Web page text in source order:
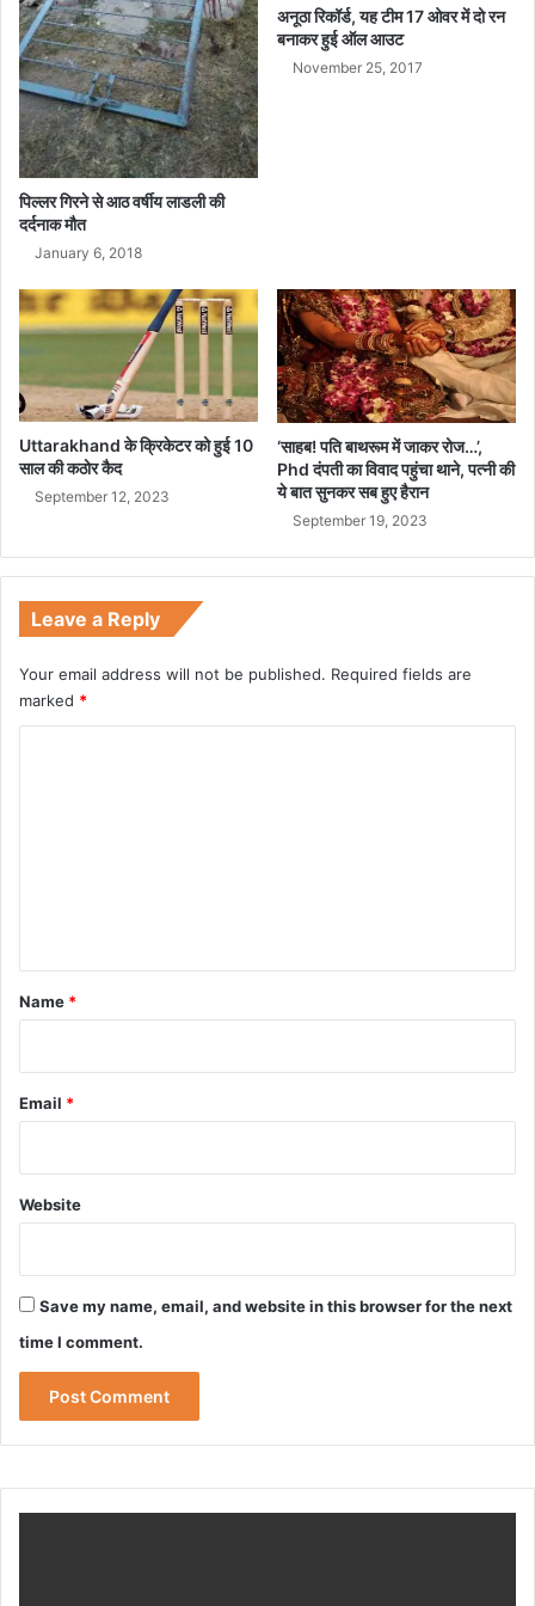
ई
की
मां
ग
का
र
म
च
ग
ई
,
सू
म
च्चे
ब
स
फं
स
ग
ए
पिल्लर गिरने से आठ वर्षीय लाडली की
दर्दनाक मौत
January 6, 2018
अनूठा रिकॉर्ड, यह टीम 17 ओवर में दो रन
बनाकर हुई ऑल आउट
November 25, 2017
Uttarakhand के क्रिकेटर को हुई 10
साल की कठोर कैद
September 12, 2023
‘साहब! पत‍ि बाथरूम में जाकर रोज…’,
Phd दंपती का व‍िवाद पहुंचा थाने, पत्नी की
ये बात सुनकर सब हुए हैरान
September 19, 2023
Leave a Reply
Your email address will not be published. Required fields are
marked *
*
Name *
Email *
Website
Save my name, email, and website in this browser for the next
time I comment.